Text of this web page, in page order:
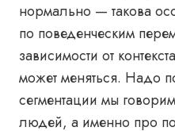
нормально — такова
по поведенческим
зависимости от
может меняться. Надо
сегментации мы
людей, а именно про